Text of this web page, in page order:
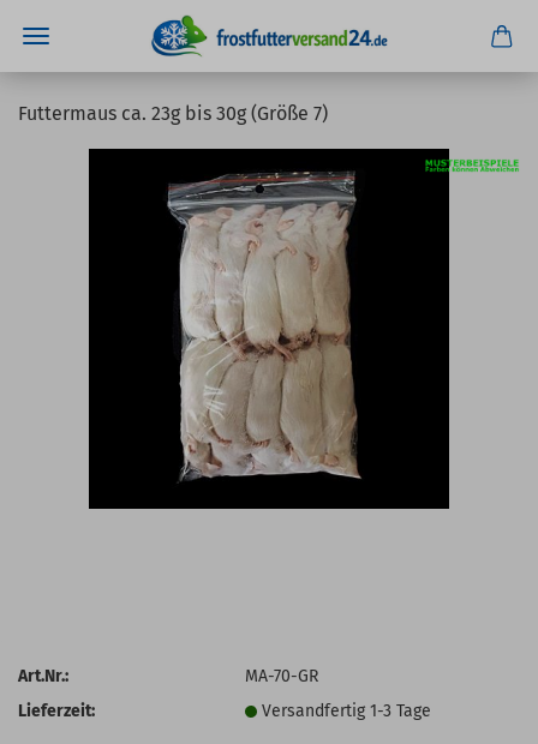
Futtermaus ca. 23g bis 30g (Größe 7)
Art.Nr.:
MA-70-GR
Lieferzeit:
Versandfertig 1-3 Tage